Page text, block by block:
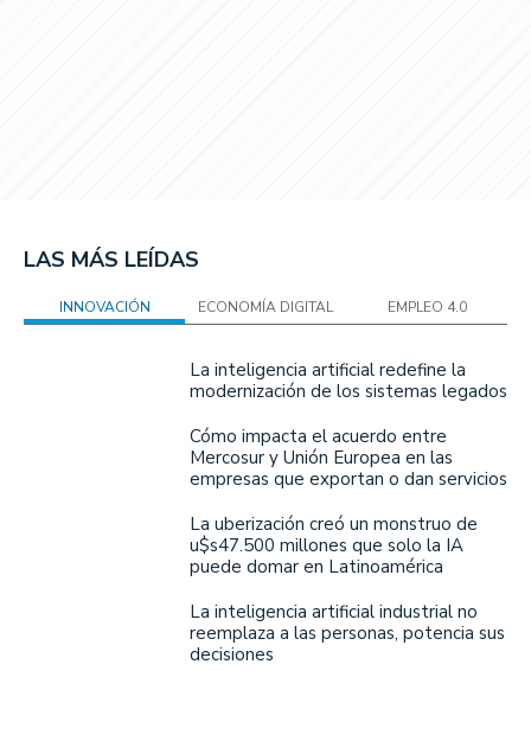
LAS MÁS LEÍDAS
INNOVACIÓN ECONOMÍA DIGITAL EMPLEO 4.0
La inteligencia artificial redefine la
modernización de los sistemas legados
Cómo impacta el acuerdo entre
Mercosur y Unión Europea en las
empresas que exportan o dan servicios
La uberización creó un monstruo de
u$s47.500 millones que solo la IA
puede domar en Latinoamérica
La inteligencia artificial industrial no
reemplaza a las personas, potencia sus
decisiones